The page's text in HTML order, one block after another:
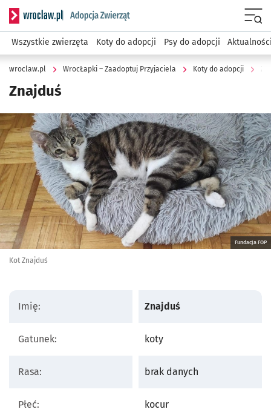
Serwis informacyjny wroclaw.pl podserwis: WrocŁapki –
Wszystkie zwierzęta Koty do adopcji Psy do adopcji
wroclaw.pl WrocŁapki – Zaadoptuj Przyjaciela Koty do adopcji
Znajduś
Kliknij, aby powiększyć
Fundacja FOP
Kot Znajduś
Imię: Znajduś
Gatunek: koty
Rasa: brak danych
Płeć: kocur